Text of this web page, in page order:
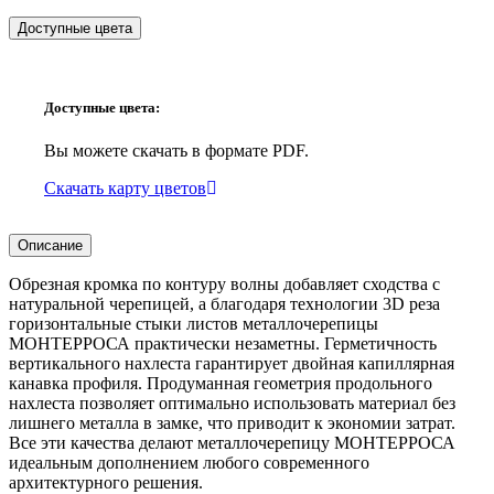
Доступные цвета
Доступные цвета:
Вы можете скачать в формате PDF.
Скачать карту цветов
Описание
Обрезная кромка по контуру волны добавляет сходства с
натуральной черепицей, а благодаря технологии 3D реза
горизонтальные стыки листов металлочерепицы
МОНТЕРРОСА практически незаметны. Герметичность
вертикального нахлеста гарантирует двойная капиллярная
канавка профиля. Продуманная геометрия продольного
нахлеста позволяет оптимально использовать материал без
лишнего металла в замке, что приводит к экономии затрат.
Все эти качества делают металлочерепицу МОНТЕРРОСА
идеальным дополнением любого современного
архитектурного решения.